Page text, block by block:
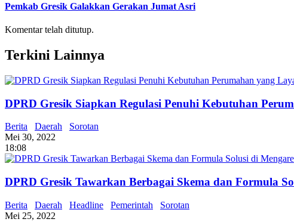
Pemkab Gresik Galakkan Gerakan Jumat Asri
Komentar telah ditutup.
Terkini Lainnya
DPRD Gresik Siapkan Regulasi Penuhi Kebutuhan
Berita Daerah
Sorotan
Mei 30, 2022
18:08
DPRD Gresik Tawarkan Berbagai Skema dan Formula
Berita Daerah Headline Pemerintah
Sorotan
Mei 25, 2022